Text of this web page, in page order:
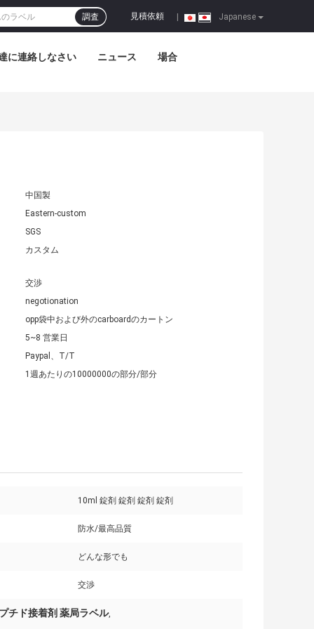
Japanese
見積依頼
調査
に連絡しなさい ニュース 場合
中国製
Eastern-custom
SGS
カスタム
交渉
negotionation
opp袋中および外のcarboardのカートン
5~8 営業日
Paypal、T/T
1週あたりの10000000の部分/部分
10ml 錠剤 錠剤 錠剤 錠剤
防水/最高品質
どんな形でも
交渉
チド接着剤 薬局ラベル,